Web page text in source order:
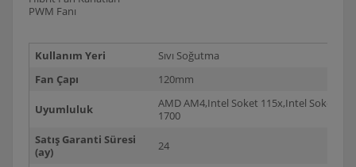
PWM Fanı
Kullanım Yeri
Sıvı Soğutma
Fan Çapı
120mm
Uyumluluk
AMD AM4,Intel Soket 115x,Intel Soket
1700
Satış Garanti Süresi
(ay)
24